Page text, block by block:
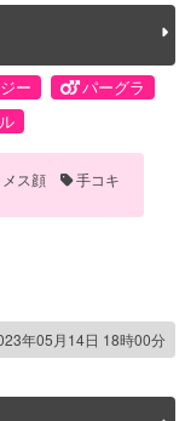
ー
パーグラ
メス顔 手コキ
年05月14日 18時00分